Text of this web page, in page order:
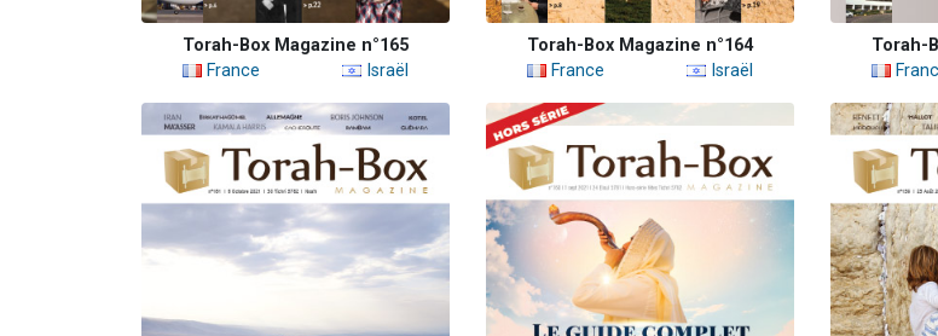
Torah-Box Magazine n°165
France
Israël
Torah-Box Magazine n°164
France
Israël
Torah-